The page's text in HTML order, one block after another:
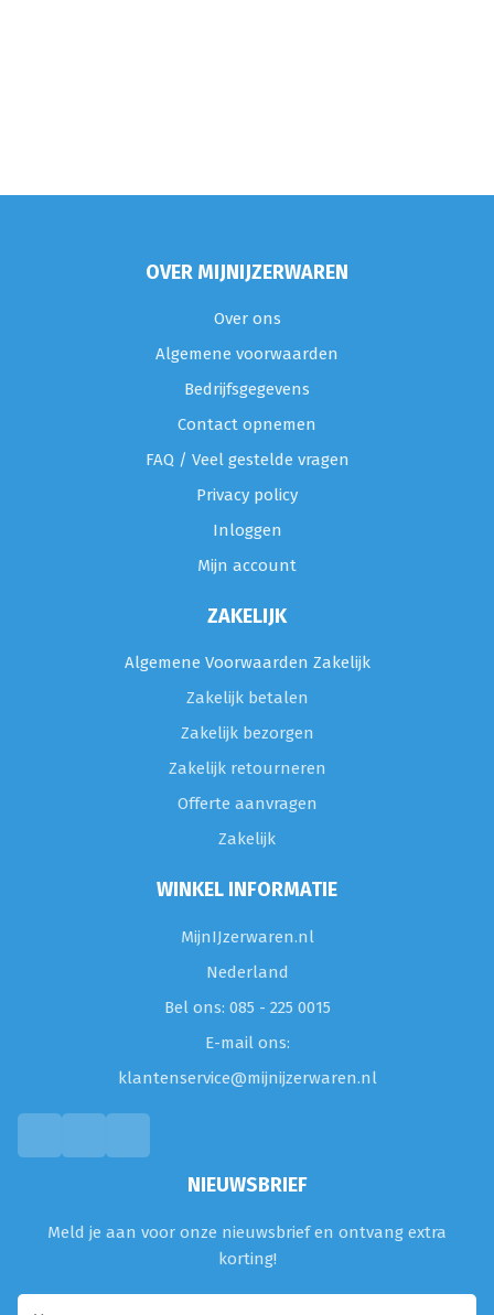
OVER MIJNIJZERWAREN
Over ons
Algemene voorwaarden
Bedrijfsgegevens
Contact opnemen
FAQ / Veel gestelde vragen
Privacy policy
Inloggen
Mijn account
ZAKELIJK
Algemene Voorwaarden Zakelijk
Zakelijk betalen
Zakelijk bezorgen
Zakelijk retourneren
Offerte aanvragen
Zakelijk
WINKEL INFORMATIE
MijnIJzerwaren.nl
Nederland
Bel ons: 085 - 225 0015
E-mail ons:
klantenservice@mijnijzerwaren.nl
NIEUWSBRIEF
Meld je aan voor onze nieuwsbrief en ontvang extra
korting!